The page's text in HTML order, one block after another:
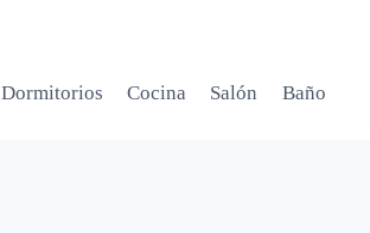
Dormitorios Cocina Salón Baño